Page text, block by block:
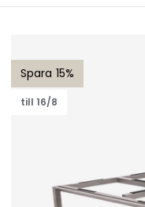
15
till 16/8